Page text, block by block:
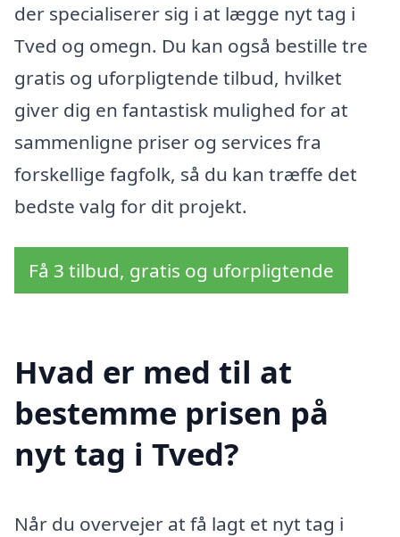
der specialiserer sig i at lægge nyt tag i
Tved og omegn. Du kan også bestille tre
gratis og uforpligtende tilbud, hvilket
giver dig en fantastisk mulighed for at
sammenligne priser og services fra
forskellige fagfolk, så du kan træffe det
bedste valg for dit projekt.
Få 3 tilbud, gratis og uforpligtende
Hvad er med til at
bestemme prisen på
nyt tag i Tved?
Når du overvejer at få lagt et nyt tag i